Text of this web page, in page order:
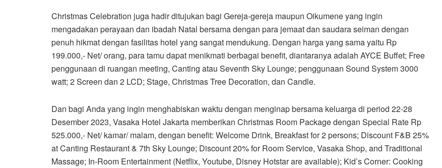
Christmas Celebration juga hadir ditujukan bagi Gereja-gereja maupun Oikumene yang ingin
mengadakan perayaan dan ibadah Natal bersama dengan para jemaat dan saudara seiman dengan
penuh hikmat dengan fasilitas hotel yang sangat mendukung. Dengan harga yang sama yaitu Rp
199.000,- Net/ orang, para tamu dapat menikmati berbagai benefit, diantaranya adalah AYCE Buffet; Free
penggunaan di ruangan meeting, Canting atau Seventh Sky Lounge; penggunaan Sound System 3000
watt; 2 Screen dan 2 LCD; Stage, Christmas Tree Decoration, dan Candle.
Dan bagi Anda yang ingin menghabiskan waktu dengan menginap bersama keluarga di period 22-28
Desember 2023, Vasaka Hotel Jakarta memberikan Christmas Room Package dengan Special Rate Rp
525.000,- Net/ kamar/ malam, dengan benefit: Welcome Drink, Breakfast for 2 persons; Discount F&B 25%
at Canting Restaurant & 7th Sky Lounge; Discount 20% for Room Service, Vasaka Shop, and Traditional
Massage; In-Room Entertainment (Netflix, Youtube, Disney Hotstar are available); Kid’s Corner: Cooking